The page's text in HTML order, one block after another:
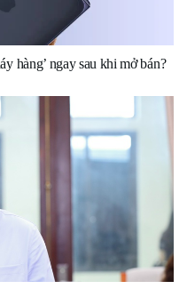
hàng’ ngay sau khi mở bán?